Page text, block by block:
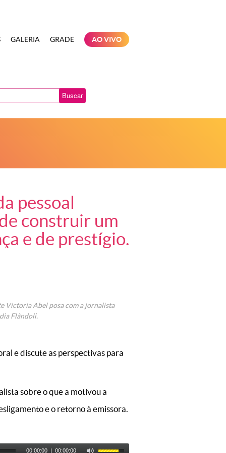
GALERIA GRADE AO VIVO
Buscar
pessoal
construir um
e de prestígio.
Victoria Abel posa com a jornalista
Flândoli.
e discute as perspectivas para
sobre o que a motivou a
e o retorno à emissora.
00:00:00 | 00:00:00